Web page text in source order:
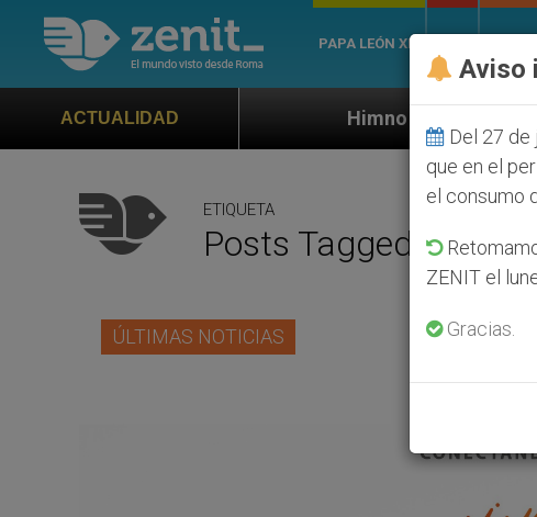
PAPA LEÓN XIV
ACTUALIDADHimno oficial de la Jornada Mundial de la
ETIQUETA
Posts Tagged
ÚLTIMAS NOTICIAS
Aviso
Del 27 de
que en el
el consumo
ZENIT el
Gracias.